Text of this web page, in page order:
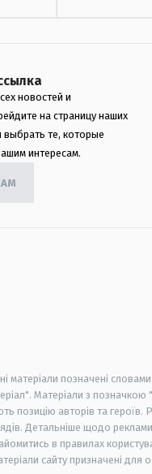
новостей и
на страницу наших
те, которые
интересам.
матеріали позначені
Матеріали з позначкою
позицію авторів та героїв.
Детальніше щодо
в правилах
сайту призначені для